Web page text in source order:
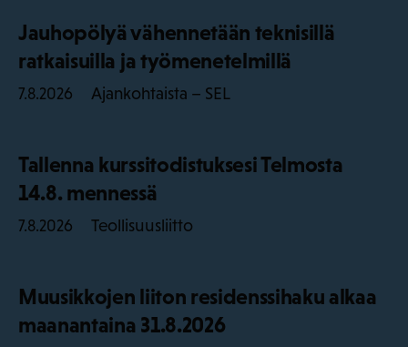
Jauhopölyä vähennetään teknisillä
ratkaisuilla ja työmenetelmillä
7.8.2026 Ajankohtaista – SEL
Tallenna kurssitodistuksesi Telmosta
14.8. mennessä
7.8.2026 Teollisuusliitto
Muusikkojen liiton residenssihaku alkaa
maanantaina 31.8.2026